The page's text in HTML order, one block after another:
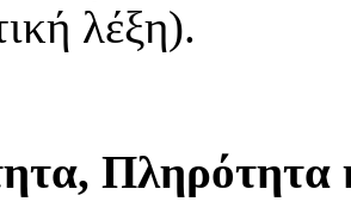
λέξη).
Πληρότητα